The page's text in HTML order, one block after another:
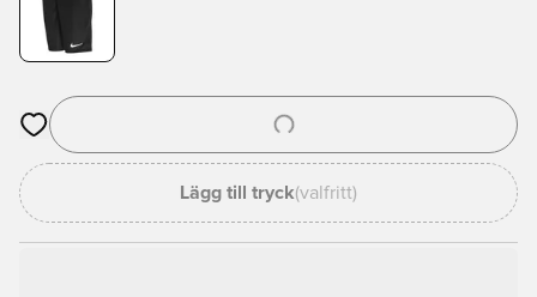
Öppnar en Modal för att logga in eller registrera dig som
Lägg till tryck(valfritt)